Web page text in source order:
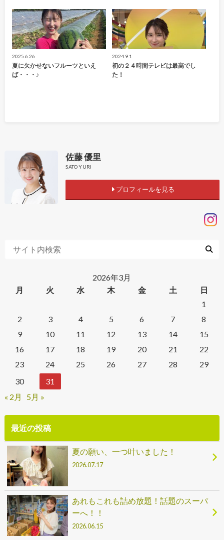
2025.6.26
夏に欠かせないフルーツといえ
ば・・・♪
2024.9.1
初の２４時間テレビは最高でし
た！
佐藤 優里
SATO YURI
プロフィールを見る
2026年3月
月
火 水 木 金 土
日
1
2
3 4 5 6 7
8
9
10 11 12 13 14
15
16
17 18 19 20 21
22
23
24 25 26 27 28
29
30
31
« 2月
5月 »
最近の投稿
夏の願い、一つ叶いました！
2026.07.17
あれもこれも詰め放題！話題のスーパ
ーへ！！
2026.06.15